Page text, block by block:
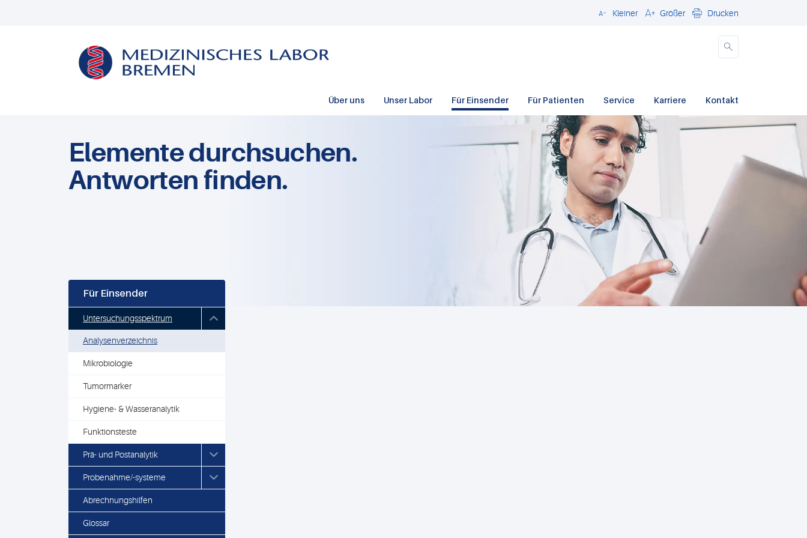
Schließen
Kleiner Größer Drucken
Über uns Unser Labor Für Einsender Für Patienten Service Karriere Kontakt
Elemente durchsuchen.
Antworten finden.
Für Einsender
Untersuchungsspektrum
Analysenverzeichnis
Mikrobiologie
Tumormarker
Hygiene- & Wasseranalytik
Funktionsteste
Prä- und Postanalytik
Probenahme/-systeme
Abrechnungshilfen
Glossar